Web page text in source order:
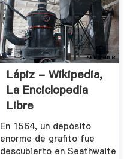
Lápiz - Wikipedia,
La Enciclopedia
Libre
En 1564, un depósito
enorme de grafito fue
descubierto en Seathwaite